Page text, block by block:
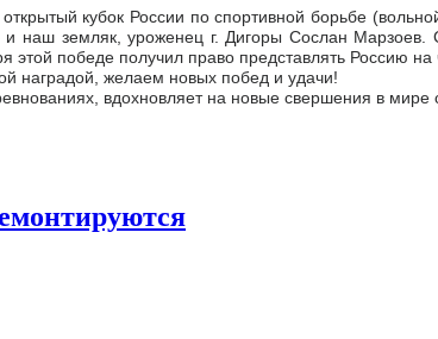
кубок России по спортивной борьбе
и наш земляк, уроженец г. Дигоры Сослан
этой победе получил право представлять Россию
наградой, желаем новых побед и удачи!
вдохновляет на новые свершения в мире